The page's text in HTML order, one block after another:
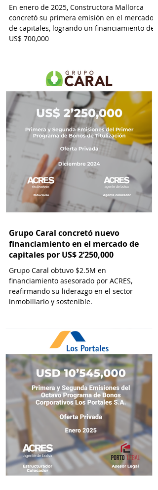
En enero de 2025, Constructora Mallorca
concretó su primera emisión en el mercado
de capitales, logrando un financiamiento de
US$ 700,000
Grupo Caral concretó nuevo
financiamiento en el mercado de
capitales por US$ 2’250,000
Grupo Caral obtuvo $2.5M en
financiamiento asesorado por ACRES,
reafirmando su liderazgo en el sector
inmobiliario y sostenible.